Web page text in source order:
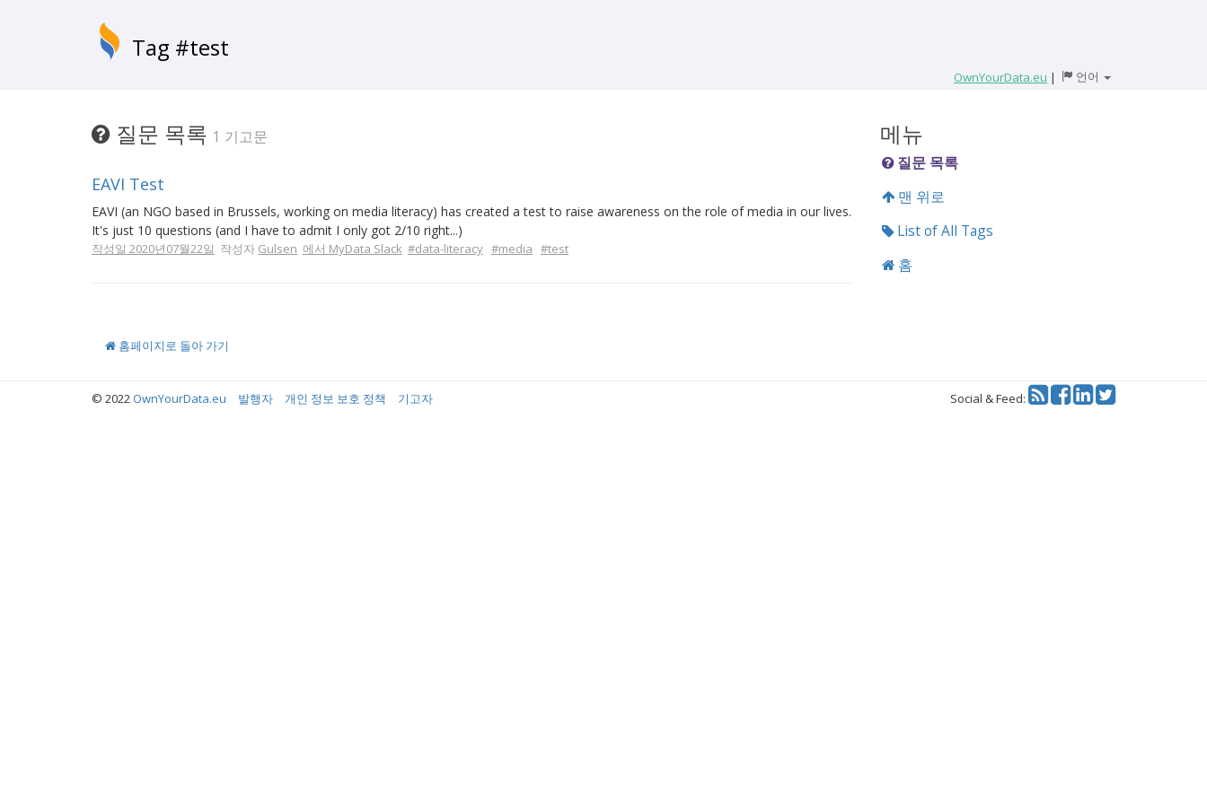
Tag #test
OwnYourData.eu | 언어
질문 목록 1 기고문
EAVI Test
EAVI (an NGO based in Brussels, working on media literacy) has created a test to raise awareness on the role of media in our lives.
It's just 10 questions (and I have to admit I only got 2/10 right...)
작성일 2020년07월22일 작성자 Gulsen 에서 MyData Slack #data-literacy #media #test
메뉴
질문 목록
맨 위로
List of All Tags
홈
홈페이지로 돌아 가기
© 2022OwnYourData.eu 발행자 개인 정보 보호 정책 기고자 Social & Feed: Twitter